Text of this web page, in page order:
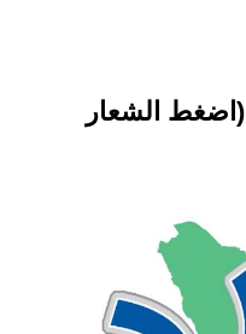
الاصدارات السابقة PDF (اضغط الشعار